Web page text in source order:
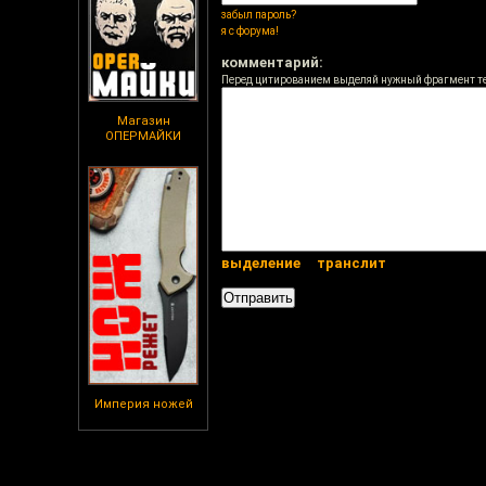
Магазин
ОПЕРМАЙКИ
Империя ножей
забыл пароль?
я с форума!
комментарий:
Перед цитированием выделяй нужный фрагмент
выделение транслит